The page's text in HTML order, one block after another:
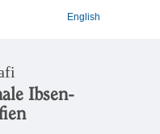
English
Ibsen-